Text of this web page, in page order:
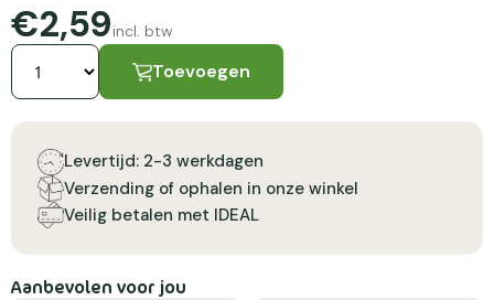
€2,59incl. btw
Toevoegen
Levertijd: 2-3 werkdagen
Verzending of ophalen in onze winkel
Veilig betalen met IDEAL
Aanbevolen voor jou